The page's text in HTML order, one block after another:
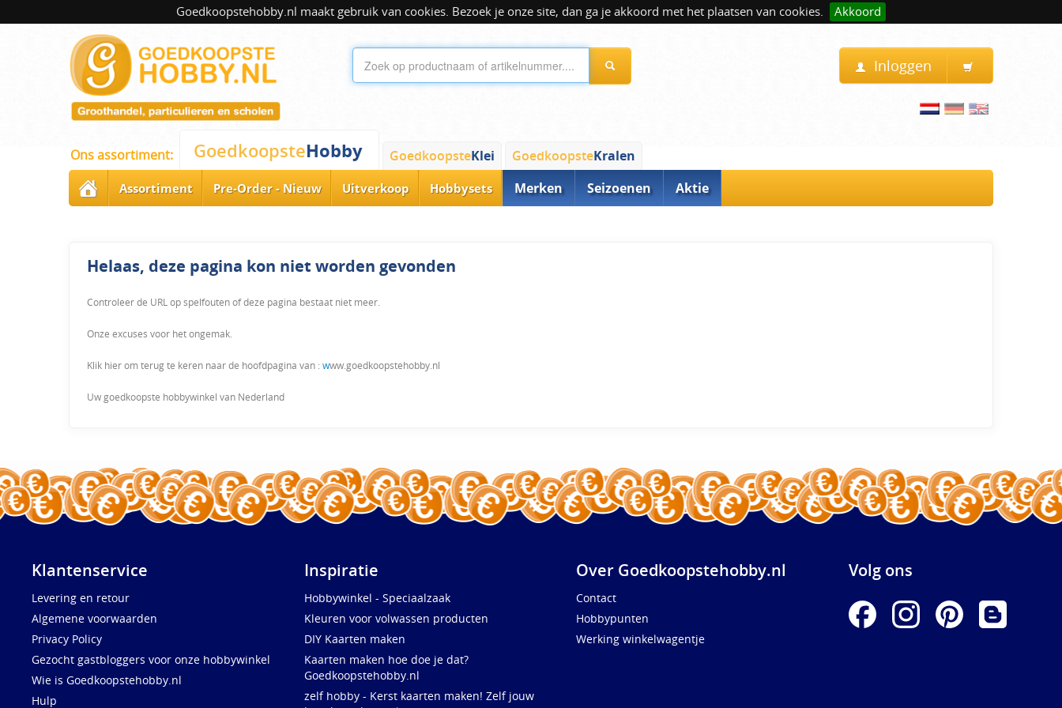
Goedkoopstehobby.nl maakt gebruik van cookies. Bezoek je onze site, dan ga je akkoord met het plaatsen van cookies. Akkoord
Inloggen
Ons assortiment: GoedkoopsteHobby GoedkoopsteKlei GoedkoopsteKralen
Assortiment Pre-Order - Nieuw Uitverkoop Hobbysets Merken Seizoenen Aktie
Helaas, deze pagina kon niet worden gevonden
Controleer de URL op spelfouten of deze pagina bestaat niet meer.
Onze excuses voor het ongemak.
Klik hier om terug te keren naar de hoofdpagina van : www.goedkoopstehobby.nl
Uw goedkoopste hobbywinkel van Nederland
Klantenservice
Levering en retour
Algemene voorwaarden
Privacy Policy
Gezocht gastbloggers voor onze hobbywinkel
Wie is Goedkoopstehobby.nl
Hulp
Inspiratie
Hobbywinkel - Speciaalzaak
Kleuren voor volwassen producten
DIY Kaarten maken
Kaarten maken hoe doe je dat?
Goedkoopstehobby.nl
zelf hobby - Kerst kaarten maken! Zelf jouw
Over Goedkoopstehobby.nl
Contact
Hobbypunten
Werking winkelwagentje
Volg ons